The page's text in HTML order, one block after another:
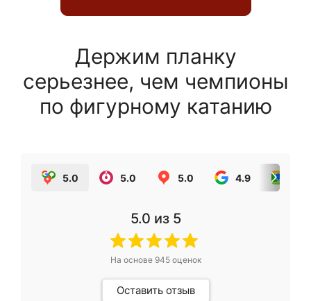
Держим планку
серьезнее, чем чемпионы
по фигурному катанию
5.0 5.0 5.0 4.9
5.0 из 5
На основе 945оценок
Оставить отзыв